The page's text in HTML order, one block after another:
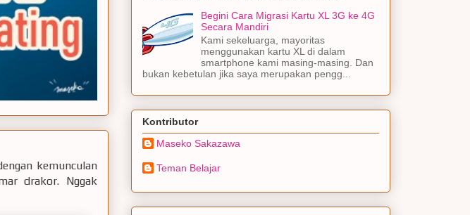
kemunculan
drakor. Nggak
Begini Cara Migrasi Kartu XL 3G ke 4G
Secara Mandiri
Kami sekeluarga, mayoritas
menggunakan kartu XL di dalam
smartphone kami masing-masing. Dan
bukan kebetulan jika saya merupakan pengg...
Kontributor
Maseko Sakazawa
Teman Belajar